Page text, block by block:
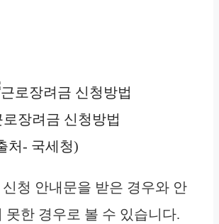
로장려금 신청방법
처- 국세청)
청 안내문을 받은 경우와 안
못한 경우로 볼 수 있습니다.